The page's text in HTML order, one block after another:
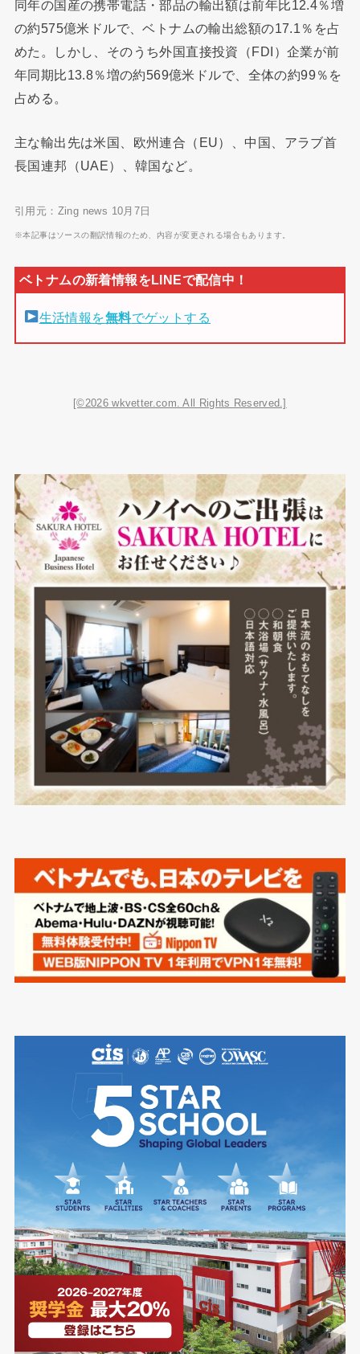
同年の国産の携帯電話・部品の輸出額は前年比12.4％増
の約575億米ドルで、ベトナムの輸出総額の17.1％を占
めた。しかし、そのうち外国直接投資（FDI）企業が前
年同期比13.8％増の約569億米ドルで、全体の約99％を
占める。
主な輸出先は米国、欧州連合（EU）、中国、アラブ首
長国連邦（UAE）、韓国など。
引用元：Zing news 10月7日
※本記事はソースの翻訳情報のため、内容が変更される場合もあります。
生活情報を無料でゲットする
[©2026 wkvetter.com. All Rights Reserved.]